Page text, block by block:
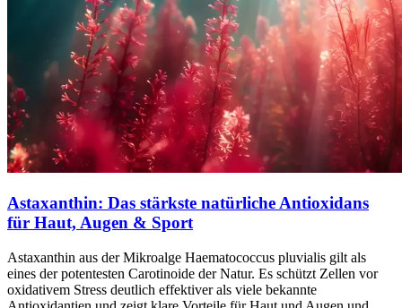
Astaxanthin: Das stärkste natürliche Antioxidans
für Haut, Augen & Sport
Astaxanthin aus der Mikroalge Haematococcus pluvialis gilt als
eines der potentesten Carotinoide der Natur. Es schützt Zellen vor
oxidativem Stress deutlich effektiver als viele bekannte